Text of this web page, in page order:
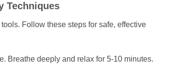
Techniques
Follow these steps for safe, effective
Breathe deeply and relax for 5-10 minutes.